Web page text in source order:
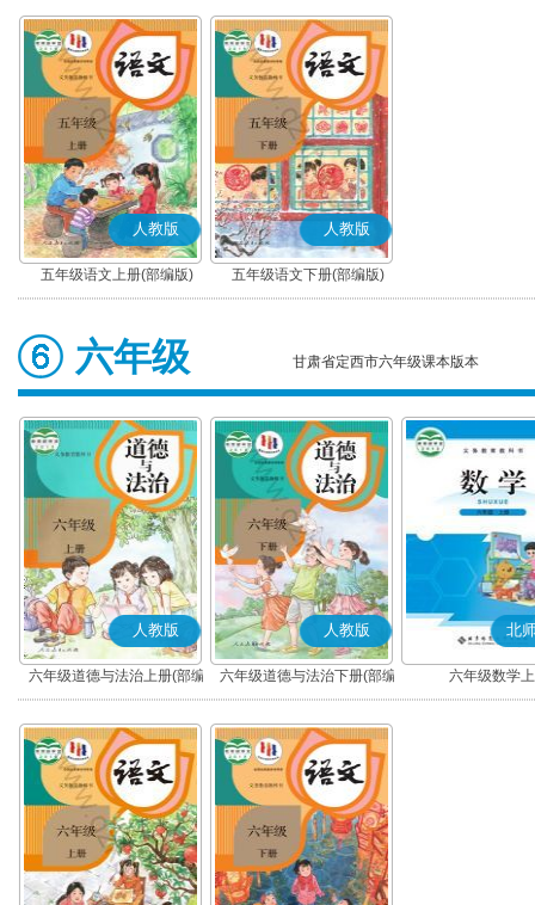
人教版
五年级语文上册(部编版)
人教版
五年级语文下册(部编版)
六年级 甘肃省定西市六年级课本版本
人教版
六年级道德与法治上册(部编
版)
人教版
六年级道德与法治下册(部编
版)
北
六年级数学